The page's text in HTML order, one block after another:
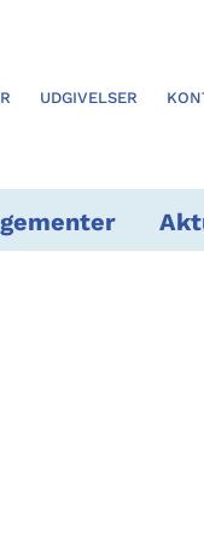
UDGIVELSER